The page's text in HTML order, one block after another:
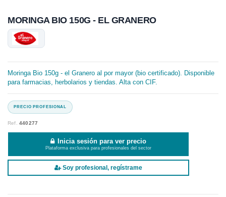
MORINGA BIO 150G - EL GRANERO
Moringa Bio 150g - el Granero al por mayor (bio certificado). Disponible
para farmacias, herbolarios y tiendas. Alta con CIF.
Ref.440277
Inicia sesión para ver precio
Plataforma exclusiva para profesionales del sector
Soy profesional, regístrame